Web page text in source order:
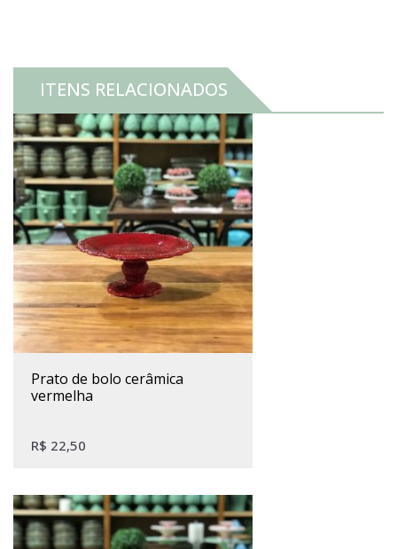
ITENS RELACIONADOS
prato de bolo cerâmica
vermelha
R$ 22,50